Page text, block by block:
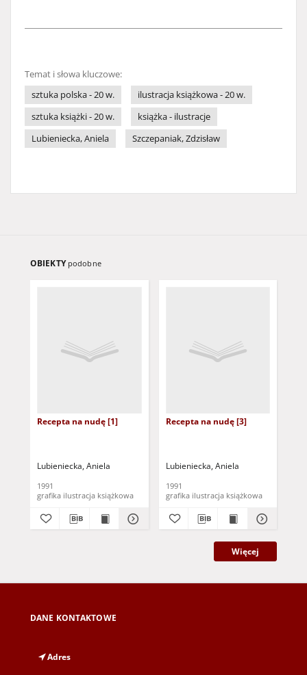
Temat i słowa kluczowe:
sztuka polska - 20 w.
ilustracja książkowa - 20 w.
sztuka książki - 20 w.
książka - ilustracje
Lubieniecka, Aniela
Szczepaniak, Zdzisław
OBIEKTY podobne
Recepta na nudę [1]
Lubieniecka, Aniela
1991
grafika ilustracja książkowa
Recepta na nudę [3]
Lubieniecka, Aniela
1991
grafika ilustracja książkowa
Więcej
DANE KONTAKTOWE
Adres